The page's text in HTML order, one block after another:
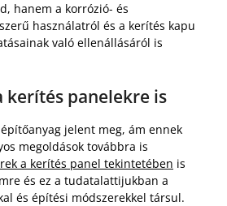
hanem a korrózió- és
használatról és a kerítés kapu
való ellenállásáról is
kerítés panelekre is
jelent meg, ám ennek
megoldások továbbra is
a kerítés panel tekintetében is
és ez a tudatalattijukban a
és építési módszerekkel társul.